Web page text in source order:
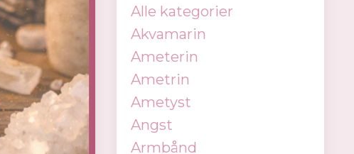
Alle kategorier
Akvamarin
Ameterin
Ametrin
Ametyst
Angst
Armbånd